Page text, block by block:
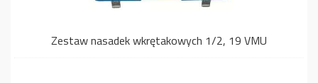
Zestaw nasadek wkrętakowych 1/2, 19 VMU